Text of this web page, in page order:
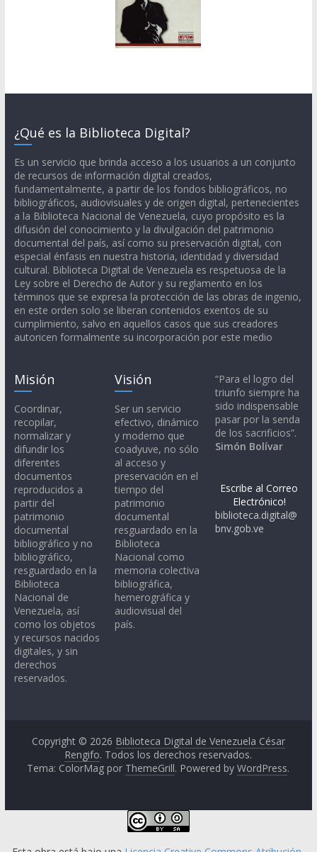
¿Qué es la Biblioteca Digital?
Es un servicio que brinda acceso a los usuarios a un conjunto
de recursos de información digital creados,
fundamentalmente, a partir de los fondos bibliográficos, no
bibliográficos, audiovisuales y de origen digital, pertenecientes
a la Biblioteca Nacional de Venezuela, cuyo propósito es la
difusión del conocimiento y la divulgación del patrimonio
documental del país, así como su preservación digital, con
especial énfasis en nuestra historia, identidad y diversidad
cultural. Biblioteca Digital de Venezuela es respetuosa de la
Ley sobre el Derecho de Autor y su reglamento en los
términos que se expresa la protección de las obras de ingenio,
en este orden solo se liberan contenidos exentos de su
cumplimiento, salvo en aquellos casos que sus creadores
autoricen formalmente su incorporación por este medio
Misión
Coordinar,
recopilar,
normalizar y
difundir los
diferentes
documentos
reproducidos a
partir del
patrimonio
documental
bibliográfico y no
bibliográfico,
resguardado en la
Biblioteca
Nacional de
Venezuela, así
como los objetos
y recursos nacidos
digitales, y sin
derechos
reservados.
Visión
Ser un servicio
efectivo, dinámico
y moderno que
coadyuve, no sólo
al acceso y
preservación en el
tiempo del
patrimonio
documental
resguardado en la
Biblioteca
Nacional como
memoria colectiva
bibliográfica,
hemerográfica y
audiovisual del
país.
“Para el logro del
triunfo siempre ha
sido indispensable
pasar por la senda
de los sacrificios”.
Simón Bolívar
Escribe al Correo
Electrónico!
biblioteca.digital@
bnv.gob.ve
Copyright © 2026 Biblioteca Digital de Venezuela César
Rengifo. Todos los derechos reservados.
Tema: ColorMag por ThemeGrill. Powered byWordPress.